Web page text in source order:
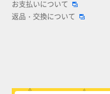
お支払いについて
返品・交換について